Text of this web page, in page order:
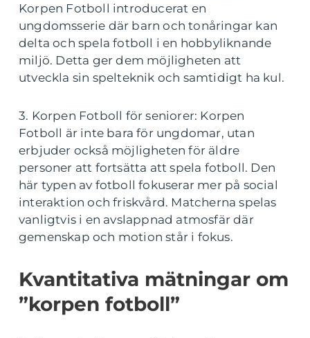
Korpen Fotboll introducerat en
ungdomsserie där barn och tonåringar kan
delta och spela fotboll i en hobbyliknande
miljö. Detta ger dem möjligheten att
utveckla sin spelteknik och samtidigt ha kul.
3. Korpen Fotboll för seniorer: Korpen
Fotboll är inte bara för ungdomar, utan
erbjuder också möjligheten för äldre
personer att fortsätta att spela fotboll. Den
här typen av fotboll fokuserar mer på social
interaktion och friskvård. Matcherna spelas
vanligtvis i en avslappnad atmosfär där
gemenskap och motion står i fokus.
Kvantitativa mätningar om
”korpen fotboll”